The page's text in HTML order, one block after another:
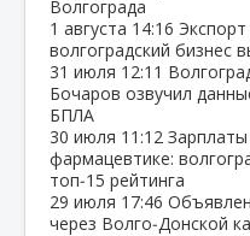
Волгограда
1 августа 14:16
волгоградский бизнес
31 июля 12:11
Бочаров озвучил
БПЛА
30 июля 11:12
фармацевтике:
топ‑15 рейтинга
29 июля 17:46
через Волго‑Донской